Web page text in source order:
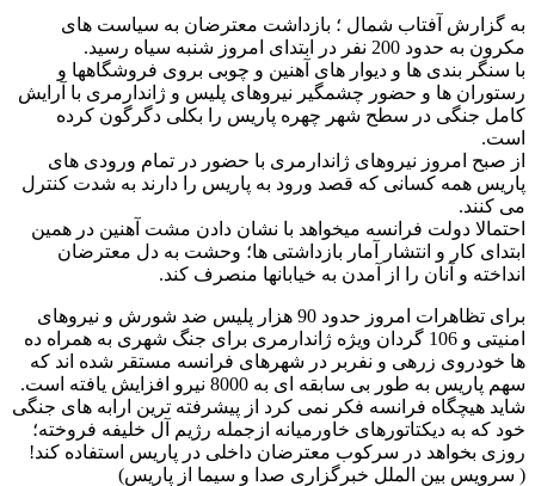
به گزارش آفتاب شمال ؛ بازداشت معترضان به سیاست های
مکرون به حدود 200 نفر در ابتدای امروز شنبه سیاه رسید.
با سنگر بندی ها و دیوار های آهنین و چوبی بروی فروشگاهها و
رستوران ها و حضور چشمگیر نیروهای پلیس و ژاندارمری با آرایش
کامل جنگی در سطح شهر چهره پاریس را بکلی دگرگون کرده
است.
از صبح امروز نیروهای ژاندارمری با حضور در تمام ورودی های
پاریس همه کسانی که قصد ورود به پاریس را دارند به شدت کنترل
می کنند.
احتمالا دولت فرانسه میخواهد با نشان دادن مشت آهنین در همین
ابتدای کار و انتشار آمار بازداشتی ها؛ وحشت به دل معترضان
انداخته و آنان را از آمدن به خیابانها منصرف کند.
برای تظاهرات امروز حدود 90 هزار پلیس ضد شورش و نیروهای
امنیتی و 106 گردان ویژه ژاندارمری برای جنگ شهری به همراه ده
ها خودروی زرهی و نفربر در شهرهای فرانسه مستقر شده اند که
سهم پاریس به طور بی سابقه ای به 8000 نیرو افزایش یافته است.
شاید هیچگاه فرانسه فکر نمی کرد از پیشرفته ترین ارابه های جنگی
خود که به دیکتاتورهای خاورمیانه ازجمله رژیم آل خلیفه فروخته؛
روزی بخواهد در سرکوب معترضان داخلی در پاریس استفاده کند!
( سرويس بين الملل خبرگزاری صدا و سیما از پاريس)